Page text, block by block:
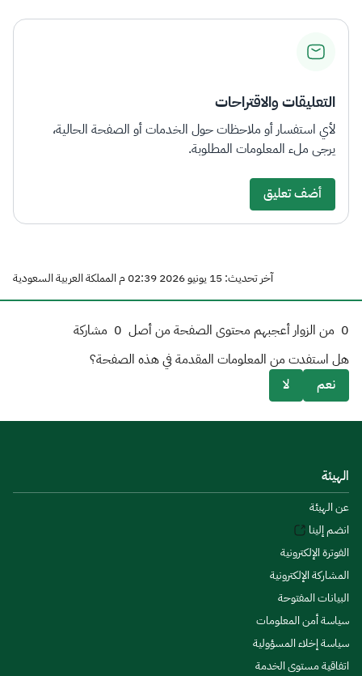
التعليقات والاقتراحات
لأي استفسار أو ملاحظات حول الخدمات أو الصفحة الحالية،
يرجى ملء المعلومات المطلوبة.
أضف تعليق
آخر تحديث: 15 يونيو 2026 02:39 م المملكة العربية السعودية
0 من الزوار أعجبهم محتوى الصفحة من أصل 0 مشاركة
هل استفدت من المعلومات المقدمة في هذه الصفحة؟
نعم
لا
الهيئة
عن الهيئة
انضم إلينا
الفوترة الإلكترونية
المشاركة الإلكترونية
البيانات المفتوحة
سياسة أمن المعلومات
سياسة إخلاء المسؤولية
اتفاقية مستوى الخدمة